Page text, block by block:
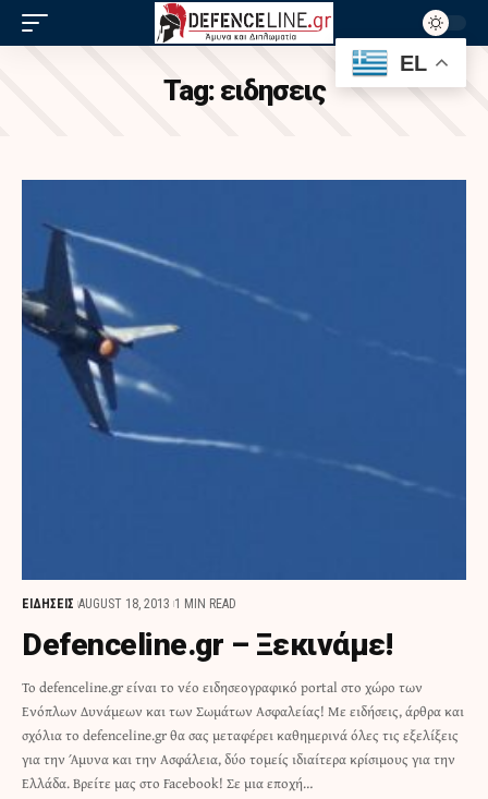
Tag: ειδησεις
ΕΙΔΗΣΕΙΣ AUGUST 18, 2013 1 MIN READ
Defenceline.gr – Ξεκινάμε!
Το defenceline.gr είναι το νέο ειδησεογραφικό portal στο χώρο των
Ενόπλων Δυνάμεων και των Σωμάτων Ασφαλείας! Με ειδήσεις, άρθρα και
σχόλια το defenceline.gr θα σας μεταφέρει καθημερινά όλες τις εξελίξεις
για την Άμυνα και την Ασφάλεια, δύο τομείς ιδιαίτερα κρίσιμους για την
Ελλάδα. Βρείτε μας στο Facebook! Σε μια εποχή…
EL